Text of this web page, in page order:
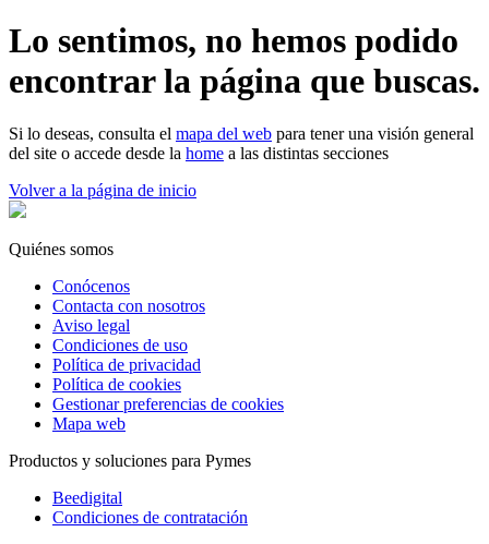
Lo sentimos, no hemos podido
encontrar la página que buscas.
Si lo deseas, consulta el mapa del web para tener una visión general
del site o accede desde la home a las distintas secciones
Volver a la página de inicio
Quiénes somos
Conócenos
Contacta con nosotros
Aviso legal
Condiciones de uso
Política de privacidad
Política de cookies
Gestionar preferencias de cookies
Mapa web
Productos y soluciones para Pymes
Beedigital
Condiciones de contratación